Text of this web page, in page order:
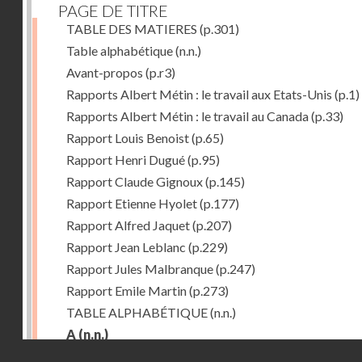
PAGE DE TITRE
TABLE DES MATIERES (p.301)
Table alphabétique(n.n.)
Avant-propos (p.r3)
Rapports Albert Métin : le travail aux Etats-Unis (p.1)
Rapports Albert Métin : le travail au Canada(p.33)
Rapport Louis Benoist(p.65)
Rapport Henri Dugué(p.95)
Rapport Claude Gignoux(p.145)
Rapport Etienne Hyolet(p.177)
Rapport Alfred Jaquet(p.207)
Rapport Jean Leblanc (p.229)
Rapport Jules Malbranque(p.247)
Rapport Emile Martin(p.273)
TABLE ALPHABÉTIQUE(n.n.)
A (n.n.)